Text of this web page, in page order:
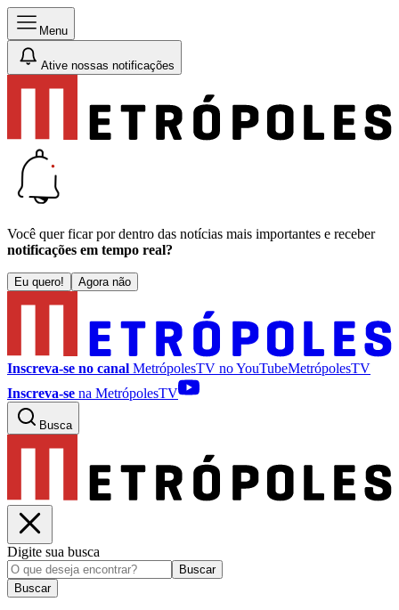
Menu
Ative nossas notificações
Você quer ficar por dentro das notícias mais importantes e receber
notificações em tempo real?
Eu quero! Agora não
Inscreva-se no canal MetrópolesTV noYouTubeMetrópolesTV
Inscreva-se na MetrópolesTV
Busca
Digite sua busca
Buscar
Buscar